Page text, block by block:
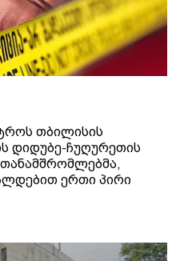
თბილისის
დიდუბე-ჩუღურეთის
ერთი პირი